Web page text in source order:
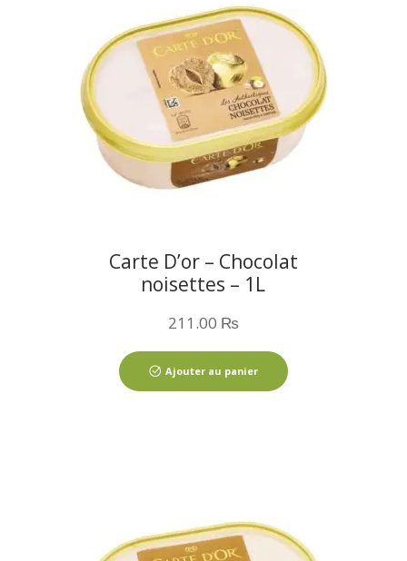
Carte D’or – Chocolat
noisettes – 1L
211.00 ₨
Ajouter au panier